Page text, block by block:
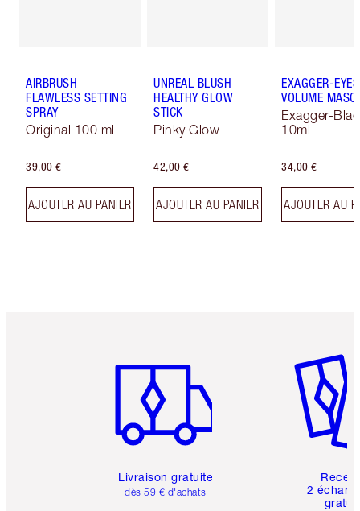
AIRBRUSH
FLAWLESS SETTING
SPRAY
Original 100 ml
39,00 €
AJOUTER AU PANIER
UNREAL BLUSH
HEALTHY GLOW
STICK
Pinky Glow
42,00 €
AJOUTER AU PANIER
EXAGGER-EYES
VOLUME
Exagger-
10ml
34,00 €
AJOUTER AU
Livraison gratuite
dès 59 € d'achats
2